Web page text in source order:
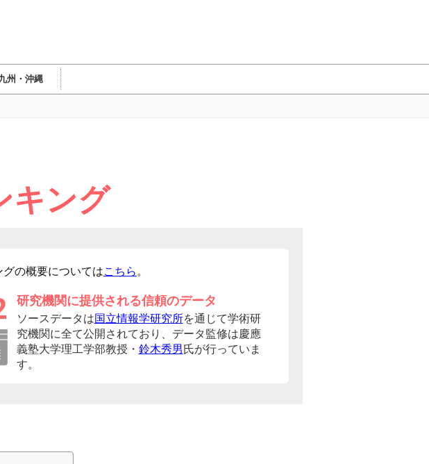
州・沖縄
キング
の概要についてはこちら 。
研究機関に提供される信頼のデータ
ソースデータは国立情報学研究所を通じて学術研
究機関に全て公開されており、データ監修は慶應
義塾大学理工学部教授・ 鈴木秀男 氏が行っていま
す。